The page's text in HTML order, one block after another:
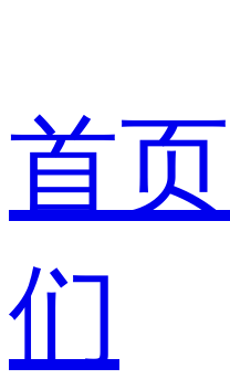
首页
们